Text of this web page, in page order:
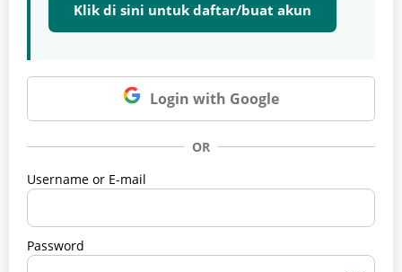
Klik di sini untuk daftar/buat akun
Login with Google
OR
Username or E-mail
Password